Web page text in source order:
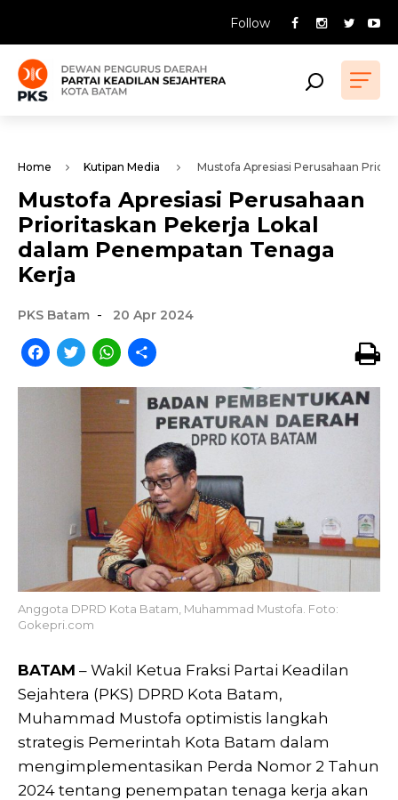
Follow
Home Kutipan Media Mustofa Apresiasi Perusahaan
Mustofa Apresiasi Perusahaan
Prioritaskan Pekerja Lokal
dalam Penempatan Tenaga
Kerja
PKS Batam - 20 Apr 2024
Facebook
TwitterWhatsApp
Anggota DPRD Kota Batam, Muhammad Mustofa. Foto:
Gokepri.com
BATAM – Wakil Ketua Fraksi Partai Keadilan
Sejahtera (PKS) DPRD Kota Batam,
Muhammad Mustofa optimistis langkah
strategis Pemerintah Kota Batam dalam
mengimplementasikan Perda Nomor 2 Tahun
2024 tentang penempatan tenaga kerja akan